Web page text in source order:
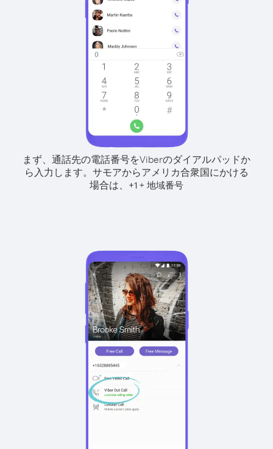
まず、通話先の電話番号をViberのダイアルパッドか
ら入力します。 サモアからアメリカ合衆国にかける
場合は、 +1 + 地域番号